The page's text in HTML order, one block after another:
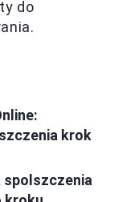
do
krok
spolszczenia